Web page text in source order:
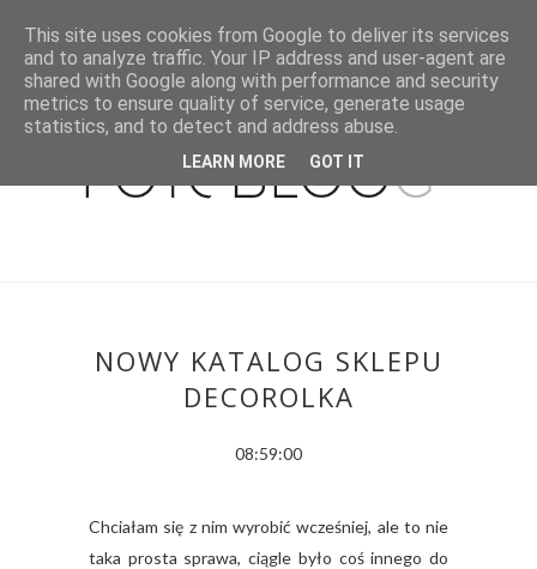
NOWY KATALOG SKLEPU
DECOROLKA
08:59:00
Chciałam się z nim wyrobić wcześniej, ale to nie
taka prosta sprawa, ciągle było coś innego do
This site uses cookies from Google to deliver its services
and to analyze traffic. Your IP address and user-agent are
shared with Google along with performance and security
metrics to ensure quality of service, generate usage
statistics, and to detect and address abuse.
LEARN MORE GOT IT